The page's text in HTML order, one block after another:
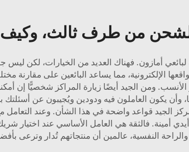
من طرف ثالث، وكيف
لبائعي أمازون. فهناك العديد من الخيارات، لكن
الإلكترونية، مما يساعد البائعين على
ومن الجيد أيضًا زيارة المراكز شخصيًّا إن
وأن يكون العاملون فيه ودودين ويُجيبون عن
أمينة. فالثقة هي العامل الأساسي عند اختيار
والراحة النفسية، عالمين أن منتجاتهم تُدار وترعى